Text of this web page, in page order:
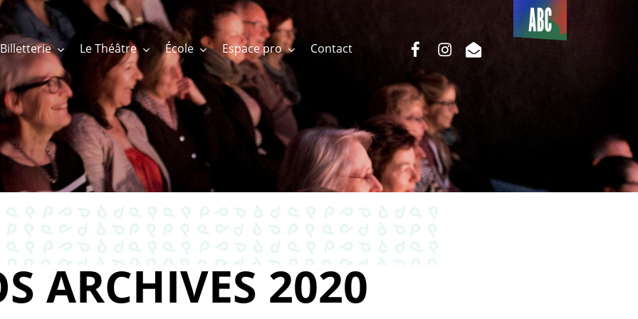
Billetterie Le Théâtre École Espace pro Contact
Du côté
de l’ABC
facebookinstagram
email
ARCHIVES 2020